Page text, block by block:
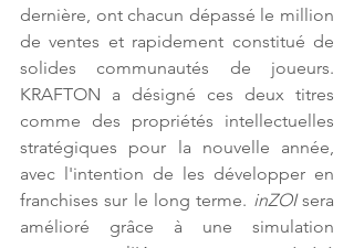
dernière, ont chacun dépassé le million
de ventes et rapidement constitué de
solides communautés de joueurs.
KRAFTON a désigné ces deux titres
comme des propriétés intellectuelles
stratégiques pour la nouvelle année,
avec l'intention de les développer en
franchises sur le long terme. inZOI sera
amélioré grâce à une simulation